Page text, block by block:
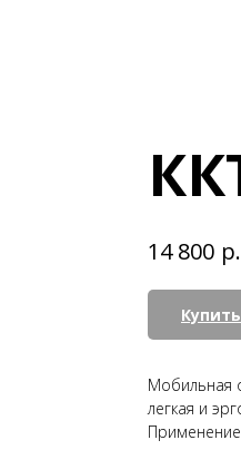
14 800 р.
Купить
Мобильная
легкая и
Применение